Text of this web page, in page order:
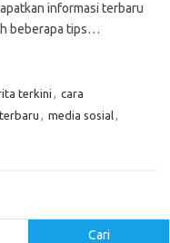
informasi terbaru
beberapa tips…
terkini , cara
, media sosial,
Cari